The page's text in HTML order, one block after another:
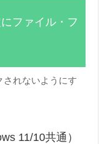
ファイル・フ
れないようにす
11/10共通）